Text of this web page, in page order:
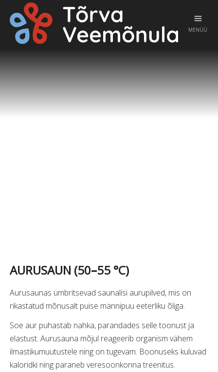
MENÜÜ
AURUSAUN (50–55 °C)
Aurusaunas ümbritsevad saunalisi aurupilved, mis on
rikastatud mõnusalt puise männipuu eeterliku õliga.
Soe aur puhastab nahka, parandades selle toonust ja
elastust. Aurusauna mõjul reageerib organism vähem
ilmastikumuutustele ning on tugevam. Boonuseks kuluvad
kaloridki ning paraneb veresoonkonna treenitus.